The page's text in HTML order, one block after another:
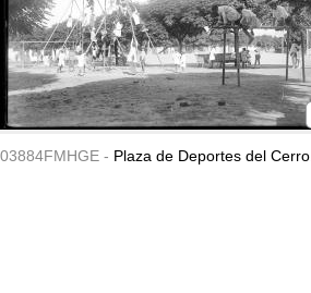
03884FMHGE - Plaza de Deportes del Cerro.